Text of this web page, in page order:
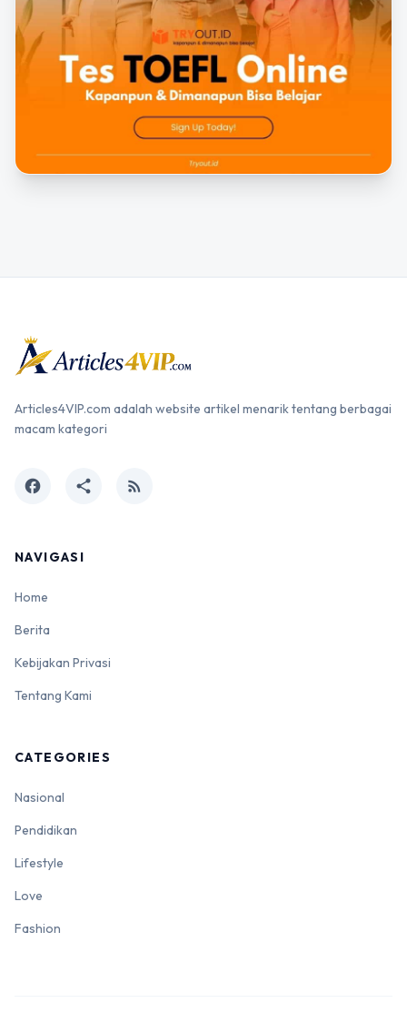
Articles4VIP.com adalah website artikel menarik tentang berbagai
macam kategori
facebook share rss_feed
NAVIGASI
Home
Berita
Kebijakan Privasi
Tentang Kami
CATEGORIES
Nasional
Pendidikan
Lifestyle
Love
Fashion